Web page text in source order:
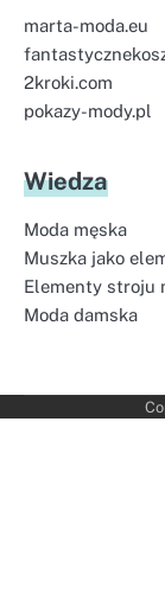
marta-moda.eu
2kroki.com
pokazy-mody.pl
Wiedza
Moda męska
Muszka jako
Elementy stroju
Moda damska